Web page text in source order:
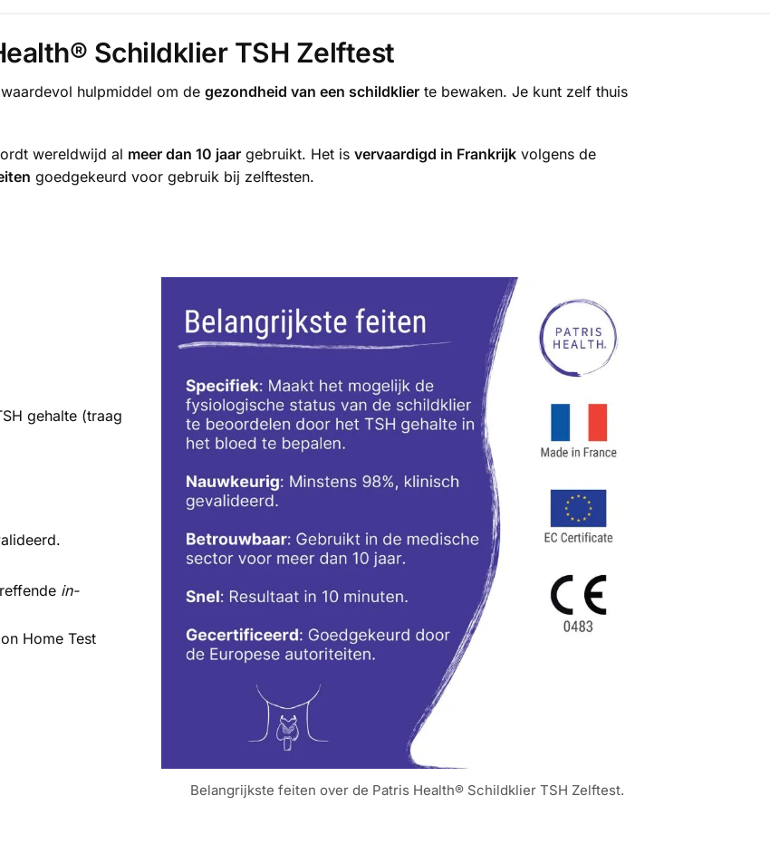
Schildklier TSH Zelftest
hulpmiddel om de gezondheid van een schildklierte bewaken. Je kunt zelf thuis
wereldwijd al meer dan 10 jaargebruikt. Het is vervaardigd in Frankrijkvolgens de
goedgekeurd voor gebruik bij zelftesten.
gehalte (traag
in-
Home Test
Belangrijkste feiten over de Patris Health® Schildklier TSH Zelftest.